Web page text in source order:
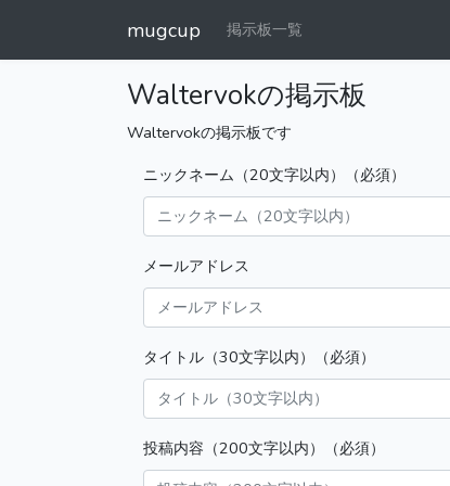
mugcup 掲示板一覧
Waltervokの掲示板
Waltervokの掲示板です
ニックネーム（20文字以内）（必須）
メールアドレス
タイトル（30文字以内）（必須）
投稿内容（200文字以内）（必須）